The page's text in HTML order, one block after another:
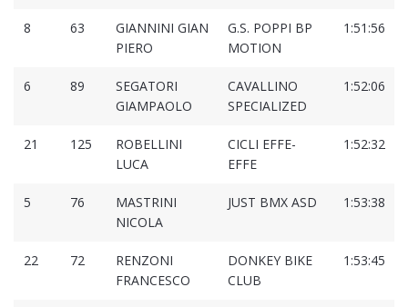
8 63
GIANNINI GIAN
PIERO
G.S. POPPI BP
MOTION
1:51:56
6 89
SEGATORI
GIAMPAOLO
CAVALLINO
SPECIALIZED
1:52:06
21 125
ROBELLINI
LUCA
CICLI EFFE-
EFFE
1:52:32
5 76
MASTRINI
NICOLA
JUST BMX ASD 1:53:38
22 72
RENZONI
FRANCESCO
DONKEY BIKE
CLUB
1:53:45